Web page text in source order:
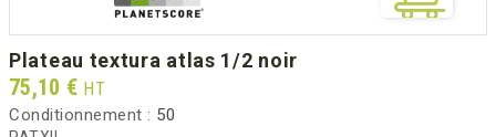
plateau textura atlas 1/2 noir
Prix
75,10 € HT
Conditionnement : 50